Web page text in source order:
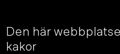
Den här
kakor
Egenskaper
Miljöansvar